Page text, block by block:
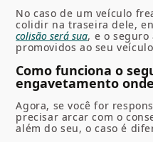
No caso de um veículo
colidir na traseira dele,
colisão será sua, e o
promovidos ao seu
Como funciona o
engavetamento
Agora, se você for
precisar arcar com o
além do seu, o caso é